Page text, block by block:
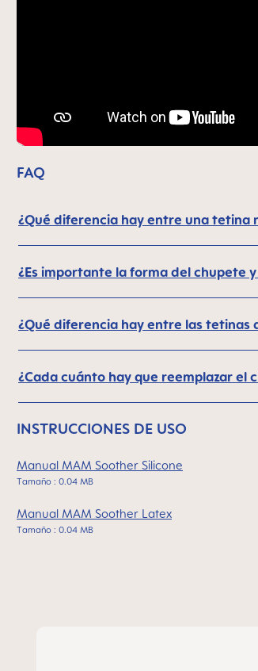
FAQ
¿Qué diferencia hay entre una tetina
¿Es importante la forma del chupete
¿Qué diferencia hay entre las tetinas
¿Cada cuánto hay que reemplazar el
INSTRUCCIONES DE USO
Manual MAM Soother Silicone
Tamaño : 0.04 MB
Manual MAM Soother Latex
Tamaño : 0.04 MB